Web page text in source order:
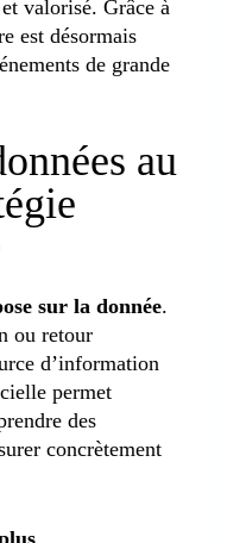
valorisé. Grâce à
est désormais
de grande
au
sur la donnée.
ou retour
d’information
permet
des
concrètement